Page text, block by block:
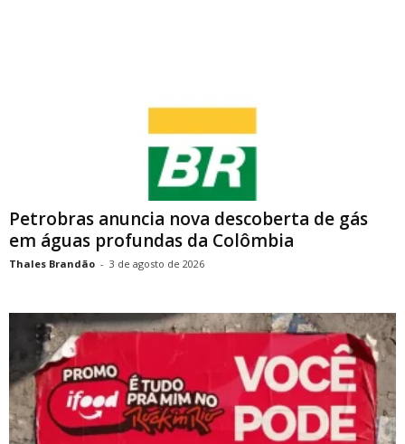
Petrobras anuncia nova descoberta de gás
em águas profundas da Colômbia
Thales Brandão - 3 de agosto de 2026